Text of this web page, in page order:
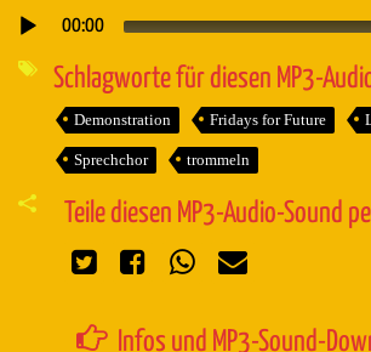
Audio-
00:00
Schlagworte für diesen MP3-
Demonstration Fridays for Future
Sprechchor trommeln
Teile diesen MP3-Audio-Sound
Infos und MP3-Sound-